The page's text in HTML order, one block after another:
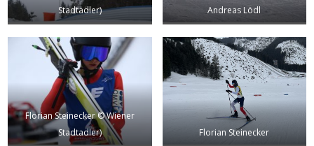
Stadtadler)
Andreas Lödl
Florian Steinecker © Wiener
Stadtadler)
Florian Steinecker